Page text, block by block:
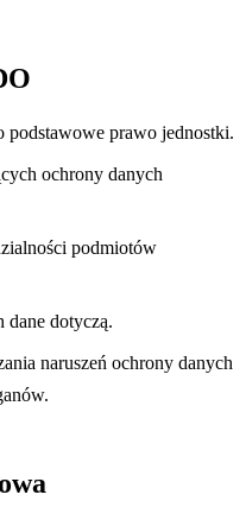
podstawowe prawo jednostki.
ochrony danych
podmiotów
dane dotyczą.
naruszeń ochrony danych